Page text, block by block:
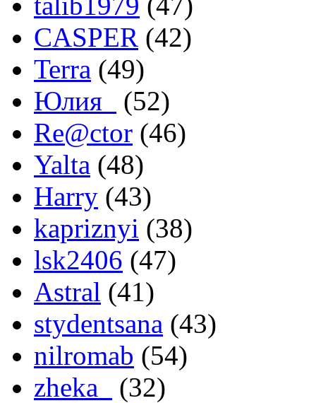
CASPER (42)
Terra (49)
Юлия_
(52)
Re@ctor (46)
Yalta (48)
Harry (43)
kapriznyi (38)
lsk2406 (47)
Astral (41)
stydentsana (43)
nilromab (54)
zheka_
(32)